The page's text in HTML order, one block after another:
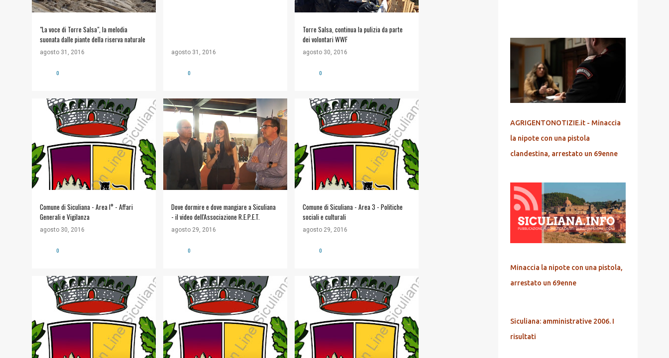
"La voce di Torre Salsa", la melodia
suonata dalle piante della riserva naturale
agosto 31, 2016
0
agosto 31, 2016
0
Torre Salsa, continua la pulizia da parte
dei volontari WWF
agosto 30, 2016
0
Comune di Siculiana - Area I° - Affari
Generali e Vigilanza
agosto 30, 2016
#COMUNE DI SICULIANA +
INFORMAZIONI UTILI
0
Dove dormire e dove mangiare a Siculiana
- il video dell'Associazione R.E.P.E.T.
agosto 29, 2016
#COMUNE DI SICULIANA #VIDEO
R.E.P.E.T.
0
Comune di Siculiana - Area 3 - Politiche
sociali e culturali
agosto 29, 2016
#COMUNE DI SICULIANA +
INFORMAZIONI UTILI
0
#COMUNE DI SICULIANA +
INFORMAZIONI UTILI
#COMUNE DI SICULIANA +
INFORMAZIONI UTILI
#COMUNE DI SICULIANA +
INFORMAZIONI UTILI
AGRIGENTONOTIZIE.it - Minaccia
la nipote con una pistola
clandestina, arrestato un 69enne
Minaccia la nipote con una pistola,
arrestato un 69enne
Siculiana: amministrative 2006. I
risultati